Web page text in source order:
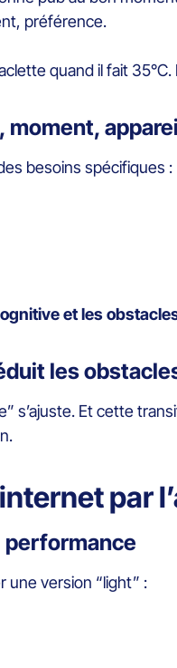
préférence.
quand il fait 35°C.
moment,
besoins spécifiques :
et les
les
s’ajuste. Et cette
par
performance
une version “light” :